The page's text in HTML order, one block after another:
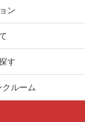
ン
す
ルーム